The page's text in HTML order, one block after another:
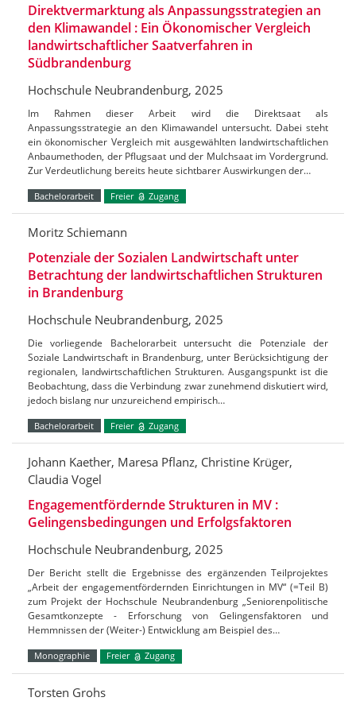
Direktvermarktung als Anpassungsstrategien an
den Klimawandel : Ein Ökonomischer Vergleich
landwirtschaftlicher Saatverfahren in
Südbrandenburg
Hochschule Neubrandenburg, 2025
Im Rahmen dieser Arbeit wird die Direktsaat als
Anpassungsstrategie an den Klimawandel untersucht. Dabei steht
ein ökonomischer Vergleich mit ausgewählten landwirtschaftlichen
Anbaumethoden, der Pflugsaat und der Mulchsaat im Vordergrund.
Zur Verdeutlichung bereits heute sichtbarer Auswirkungen der…
Bachelorarbeit Freier Zugang
Moritz Schiemann
Potenziale der Sozialen Landwirtschaft unter
Betrachtung der landwirtschaftlichen Strukturen
in Brandenburg
Hochschule Neubrandenburg, 2025
Die vorliegende Bachelorarbeit untersucht die Potenziale der
Soziale Landwirtschaft in Brandenburg, unter Berücksichtigung der
regionalen, landwirtschaftlichen Strukturen. Ausgangspunkt ist die
Beobachtung, dass die Verbindung zwar zunehmend diskutiert wird,
jedoch bislang nur unzureichend empirisch…
Bachelorarbeit Freier Zugang
Johann Kaether, Maresa Pflanz, Christine Krüger,
Claudia Vogel
Engagementfördernde Strukturen in MV :
Gelingensbedingungen und Erfolgsfaktoren
Hochschule Neubrandenburg, 2025
Der Bericht stellt die Ergebnisse des ergänzenden Teilprojektes
„Arbeit der engagementfördernden Einrichtungen in MV“ (=Teil B)
zum Projekt der Hochschule Neubrandenburg „Seniorenpolitische
Gesamtkonzepte - Erforschung von Gelingensfaktoren und
Hemmnissen der (Weiter-) Entwicklung am Beispiel des…
Monographie Freier Zugang
Torsten Grohs